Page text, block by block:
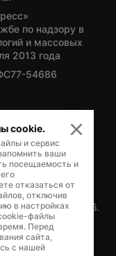
по надзору в
и массовых
2013 года
54686
Ямало-
Кнунянца, д.1, каб.
cookie.
и сервис
ваши
посещаемость и
отказаться от
отключив
в настройках
файлы
Перед
сайта,
с нашей